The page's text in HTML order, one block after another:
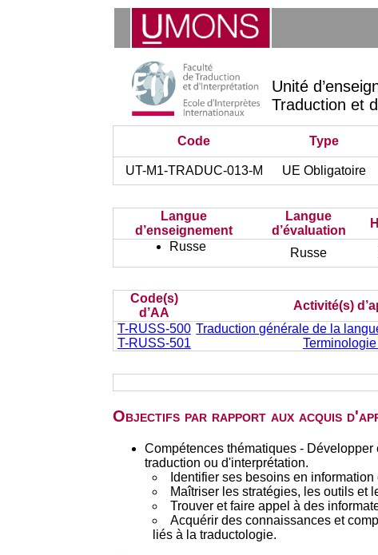
Unité
Traduction et
Code Type
UT-M1-TRADUC-013-M UE Obligatoire
Langue
d’enseignement
Langue
d’évaluation
Russe
Russe
Code(s)
d’AA
Activité(s)
T-RUSS-500 Traduction générale de la
T-RUSS-501
Objectifs par rapport aux acquis
Compétences thématiques -
traduction ou d'interprétation.
Identifier ses besoins en
Maîtriser les stratégies, les outils et
Trouver et faire appel à des
Acquérir des connaissances et
liés à la traductologie.